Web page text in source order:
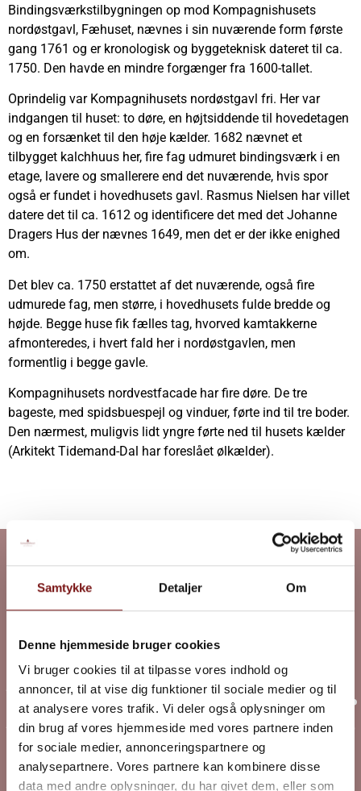
Samtykke Detaljer Om
Denne hjemmeside bruger cookies
Vi bruger cookies til at tilpasse vores indhold og
annoncer, til at vise dig funktioner til sociale medier og til
at analysere vores trafik. Vi deler også oplysninger om
din brug af vores hjemmeside med vores partnere inden
for sociale medier, annonceringspartnere og
analysepartnere. Vores partnere kan kombinere disse
data med andre oplysninger, du har givet dem, eller som
Bindingsværkstilbygningen op mod Kompagnishusets
nordøstgavl, Fæhuset, nævnes i sin nuværende form første
gang 1761 og er kronologisk og byggeteknisk dateret til ca.
1750. Den havde en mindre forgænger fra 1600-tallet.
Oprindelig var Kompagnihusets nordøstgavl fri. Her var
indgangen til huset: to døre, en højtsiddende til hovedetagen
og en forsænket til den høje kælder. 1682 nævnet et
tilbygget kalchhuus her, fire fag udmuret bindingsværk i en
etage, lavere og smallerere end det nuværende, hvis spor
også er fundet i hovedhusets gavl. Rasmus Nielsen har villet
datere det til ca. 1612 og identificere det med det Johanne
Dragers Hus der nævnes 1649, men det er der ikke enighed
om.
Det blev ca. 1750 erstattet af det nuværende, også fire
udmurede fag, men større, i hovedhusets fulde bredde og
højde. Begge huse fik fælles tag, hvorved kamtakkerne
afmonteredes, i hvert fald her i nordøstgavlen, men
formentlig i begge gavle.
Kompagnihusets nordvestfacade har fire døre. De tre
bageste, med spidsbuespejl og vinduer, førte ind til tre boder.
Den nærmest, muligvis lidt yngre førte ned til husets kælder
(Arkitekt Tidemand-Dal har foreslået ølkælder).
Projekt nyt tag